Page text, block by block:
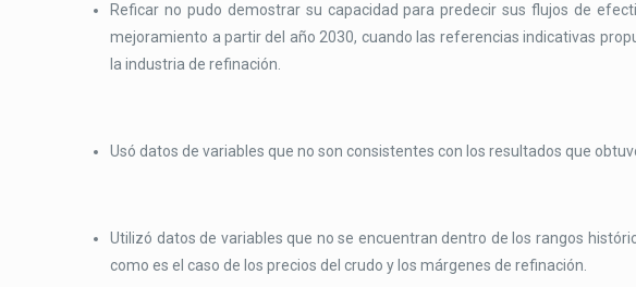
Reficar no pudo demostrar su capacidad para predecir sus flujos de
mejoramiento a partir del año 2030, cuando las referencias indicativas
la industria de refinación.
Usó datos de variables que no son consistentes con los resultados que
Utilizó datos de variables que no se encuentran dentro de los rangos
como es el caso de los precios del crudo y los márgenes de refinación.